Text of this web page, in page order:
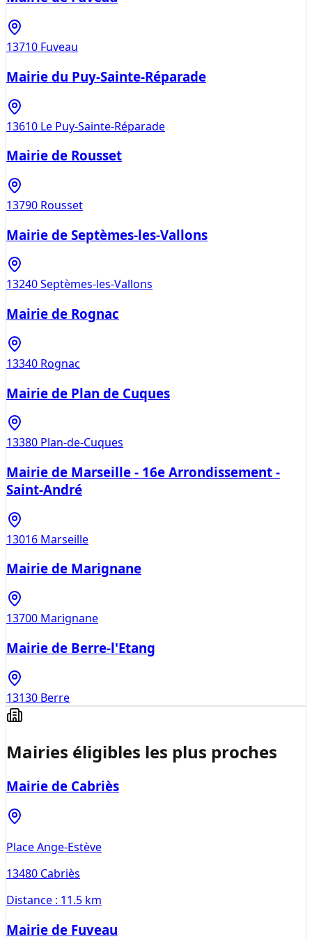
13710 Fuveau
Mairie du Puy-Sainte-Réparade
13610 Le Puy-Sainte-Réparade
Mairie de Rousset
13790 Rousset
Mairie de Septèmes-les-Vallons
13240Septèmes-les-Vallons
Mairie de Rognac
13340 Rognac
Mairie de Plan de Cuques
13380 Plan-de-Cuques
Mairie de Marseille - 16e Arrondissement -
Saint-André
13016 Marseille
Mairie de Marignane
13700 Marignane
Mairie de Berre-l'Etang
13130 Berre
Mairies éligibles les plus proches
Mairie de Cabriès
Place Ange-Estève
13480 Cabriès
Distance : 11.5 km
Mairie de Fuveau